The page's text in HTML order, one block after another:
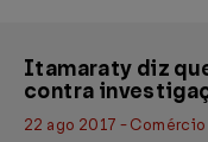
Itamaraty diz
contra
22 ago 2017 -